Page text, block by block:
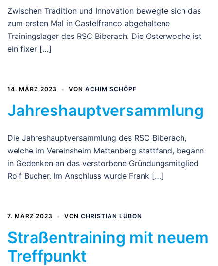
Zwischen Tradition und Innovation bewegte sich das
zum ersten Mal in Castelfranco abgehaltene
Trainingslager des RSC Biberach. Die Osterwoche ist
ein fixer […]
14. MÄRZ 2023 VON ACHIM SCHÖPF
Jahreshauptversammlung
Die Jahreshauptversammlung des RSC Biberach,
welche im Vereinsheim Mettenberg stattfand, begann
in Gedenken an das verstorbene Gründungsmitglied
Rolf Bucher. Im Anschluss wurde Frank […]
7. MÄRZ 2023 VON CHRISTIAN LÜBON
Straßentraining mit neuem
Treffpunkt